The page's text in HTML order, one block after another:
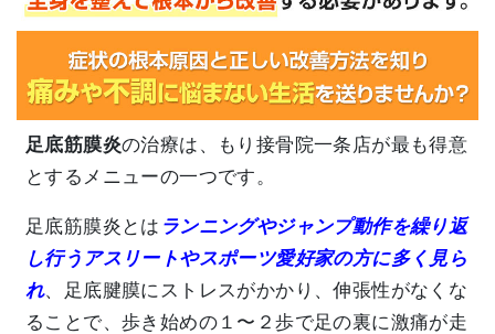
足底筋膜炎の治療は、もり接骨院一条店が最も得意
とするメニューの一つです。
足底筋膜炎とは ランニングやジャンプ動作を繰り返
し行うアスリートやスポーツ愛好家の方に多く見ら
れ、足底腱膜にストレスがかかり、伸張性がなくな
ることで、歩き始めの１〜２歩で足の裏に激痛が走